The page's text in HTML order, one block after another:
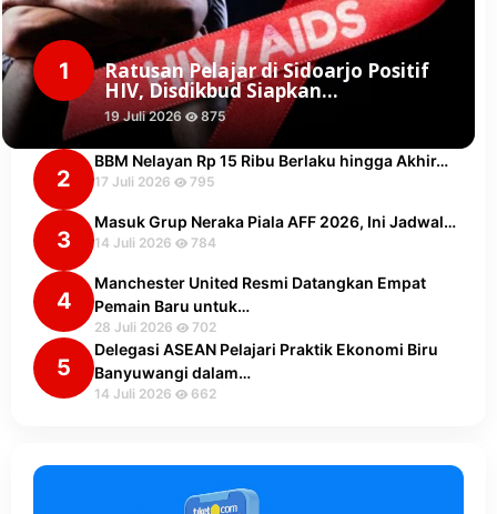
1 Ratusan Pelajar di Sidoarjo Positif
HIV, Disdikbud Siapkan…
19 Juli 2026 875
2
BBM Nelayan Rp 15 Ribu Berlaku hingga Akhir…
17 Juli 2026 795
3
Masuk Grup Neraka Piala AFF 2026, Ini Jadwal…
14 Juli 2026 784
4
Manchester United Resmi Datangkan Empat
Pemain Baru untuk…
28 Juli 2026 702
5
Delegasi ASEAN Pelajari Praktik Ekonomi Biru
Banyuwangi dalam…
14 Juli 2026 662